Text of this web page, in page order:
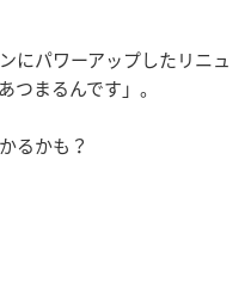
にパワーアップしたリニュ
つまるんです」。
るかも？